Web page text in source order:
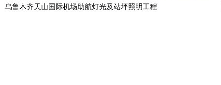
乌鲁木齐天山国际机场助航灯光及站坪照明工程